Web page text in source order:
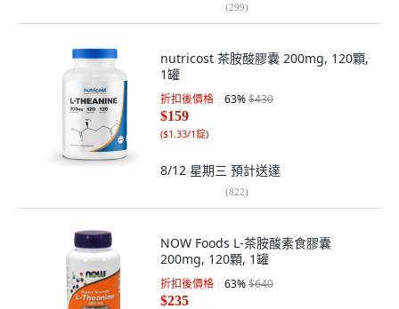
(299)
nutricost 茶胺酸膠囊 200mg, 120顆,
1罐
折扣後價格 63%$430
$159
($1.33/1錠)
8/12 星期三 預計送達
(822)
NOW Foods L-茶胺酸素食膠囊
200mg, 120顆, 1罐
折扣後價格 63%$640
$235